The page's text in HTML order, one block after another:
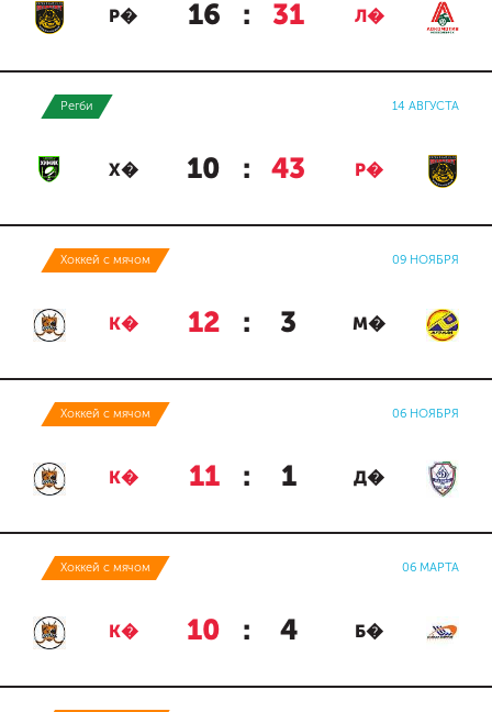
Р� 16 : 31 Л�
Регби 14 АВГУСТА
Х� 10 : 43 Р�
Хоккей с мячом 09 НОЯБРЯ
К� 12 : 3 М�
Хоккей с мячом 06 НОЯБРЯ
К� 11 : 1 Д�
Хоккей с мячом 06 МАРТА
К� 10 : 4 Б�